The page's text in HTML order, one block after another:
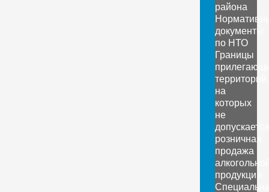
района
документы
по НТО
Границы
территорий,
на
которых
не
допускается
розничная
продажа
продукции